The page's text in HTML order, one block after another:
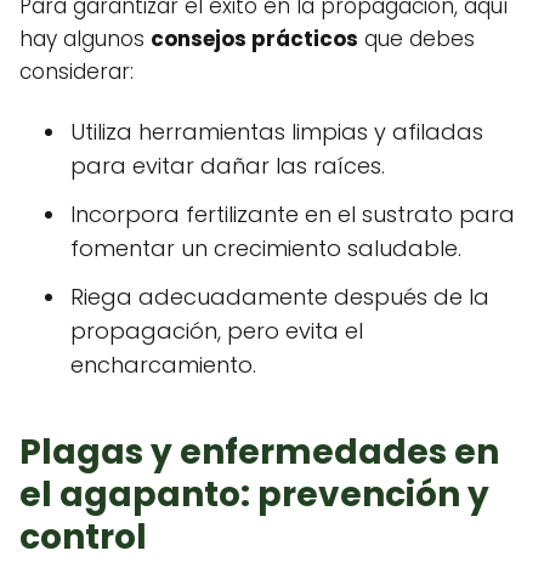
hay algunos consejos prácticos que debes
considerar:
Utiliza herramientas limpias y afiladas
para evitar dañar las raíces.
Incorpora fertilizante en el sustrato para
fomentar un crecimiento saludable.
Riega adecuadamente después de la
propagación, pero evita el
encharcamiento.
Plagas y enfermedades en
el agapanto: prevención y
control